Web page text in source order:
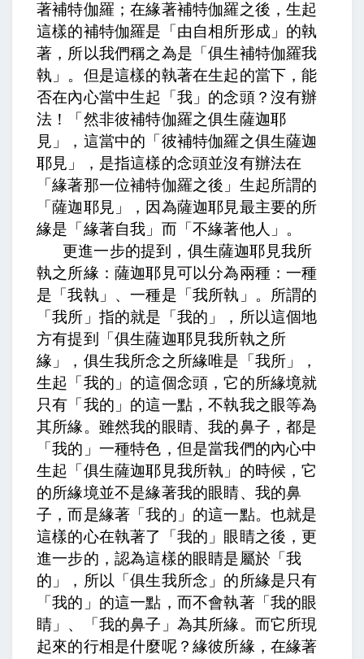
著補特伽羅；在緣著補特伽羅之後，生起
這樣的補特伽羅是「由自相所形成」的執
著，所以我們稱之為是「俱生補特伽羅我
執」。但是這樣的執著在生起的當下，能
否在內心當中生起「我」的念頭？沒有辦
法！「然非彼補特伽羅之俱生薩迦耶
見」，這當中的「彼補特伽羅之俱生薩迦
耶見」，是指這樣的念頭並沒有辦法在
「緣著那一位補特伽羅之後」生起所謂的
「薩迦耶見」，因為薩迦耶見最主要的所
緣是「緣著自我」而「不緣著他人」。
更進一步的提到， 俱生薩迦耶見我所
執之所緣： 薩迦耶見可以分為兩種：一種
是「我執」、一種是「我所執」。所謂的
「我所」指的就是「我的」，所以這個地
方有提到「俱生薩迦耶見我所執之所
緣」， 俱生我所念之所緣唯是「我所」，
生起「我的」的這個念頭，它的所緣境就
只有「我的」的這一點，不執我之眼等為
其所緣。 雖然我的眼睛、我的鼻子，都是
「我的」一種特色，但是當我們的內心中
生起「俱生薩迦耶見我所執」的時候，它
的所緣境並不是緣著我的眼睛、我的鼻
子，而是緣著「我的」的這一點。也就是
這樣的心在執著了「我的」眼睛之後，更
進一步的，認為這樣的眼睛是屬於「我
的」，所以「俱生我所念」的所緣是只有
「我的」的這一點，而不會執著「我的眼
睛」、「我的鼻子」為其所緣。而它所現
起來的行相是什麼呢？緣彼所緣，在緣著